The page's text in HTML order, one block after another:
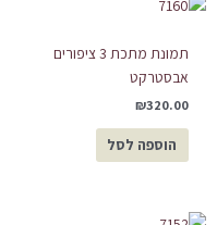
תמונת מתכת 3 ציפורים
אבסטרקט
₪320.00
הוספה לסל